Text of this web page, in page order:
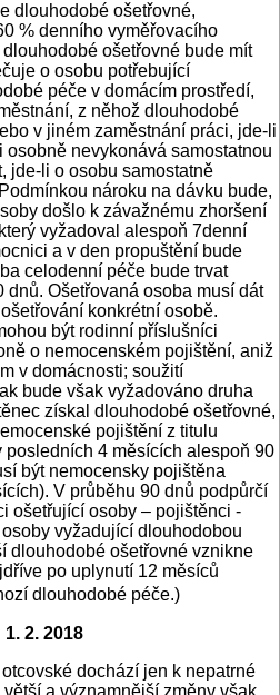
dlouhodobé ošetřovné,
% denního vyměřovacího
ošetřovné bude mít
o osobu potřebující
péče v domácím prostředí,
z něhož dlouhodobé
v jiném zaměstnání práci, jde-li
osobně nevykonává samostatnou
jde-li o osobu samostatně
nároku na dávku bude,
došlo k závažnému zhoršení
vyžadoval alespoň 7denní
a v den propuštění bude
celodenní péče bude trvat
dnů. Ošetřovaná osoba musí dát
konkrétní osobě.
být rodinní příslušníci
o nemocenském pojištění, aniž
v domácnosti; soužití
bude však vyžadováno druha
získal dlouhodobé ošetřovné,
pojištění z titulu
posledních 4 měsících alespoň 90
být nemocensky pojištěna
V průběhu 90 dnů podpůrčí
ošetřující osoby – pojištěnci -
vyžadující dlouhodobou
dlouhodobé ošetřovné vznikne
po uplynutí 12 měsíců
dlouhodobé péče.)
2. 2018
dochází jen k nepatrné
a významnější změny však